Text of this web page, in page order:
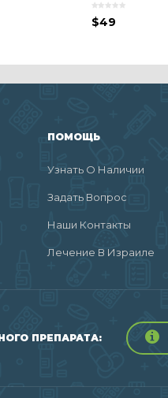
$49
ПОМОЩЬ
Узнать О Наличии
Задать Вопрос
Наши Контакты
Лечение В Израиле
ПРЕПАРАТА: